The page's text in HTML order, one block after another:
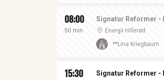
08:00
50 min
Signatur Reformer -
Energii Hillerød
**Lina Kriegbaum
15:30 Signatur Reformer -